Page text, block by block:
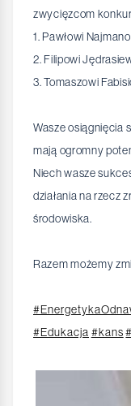
zwycięzcom
1. Pawłowi
2. Filipowi
3. Tomaszowi
Wasze osiągnięcia
mają ogromny
Niech wasze
działania na rzecz
środowiska.
Razem możemy
#Edukacja #kans